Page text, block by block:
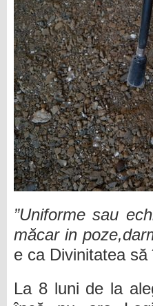
”Uniforme sau
măcar in
e ca Divinitatea
La 8 luni de la